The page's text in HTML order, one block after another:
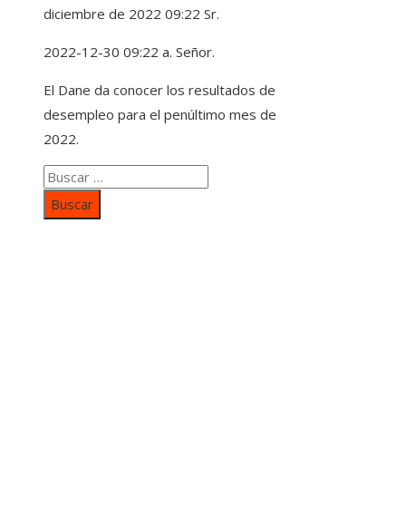
diciembre de 2022 09:22 Sr.
2022-12-30 09:22 a. Señor.
El Dane da conocer los resultados de
desempleo para el penúltimo mes de
2022.
Buscar: